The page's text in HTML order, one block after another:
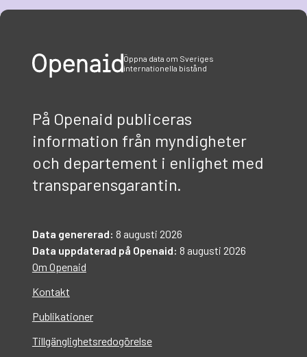
Öppna data om Sveriges
internationella bistånd
På Openaid publiceras
information från myndigheter
och departement i enlighet med
transparensgarantin.
Data genererad: 8 augusti 2026
Data uppdaterad på Openaid: 8 augusti 2026
Om Openaid
Kontakt
Publikationer
Tillgänglighetsredogörelse